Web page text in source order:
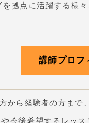
拠点に活躍する様
講師プロフ
から経験者の方まで
今後希望するレッ